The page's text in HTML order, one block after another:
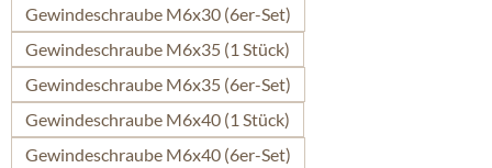
Gewindeschraube M6x30 (6er-Set)
Gewindeschraube M6x35 (1 Stück)
Gewindeschraube M6x35 (6er-Set)
Gewindeschraube M6x40 (1 Stück)
Gewindeschraube M6x40 (6er-Set)